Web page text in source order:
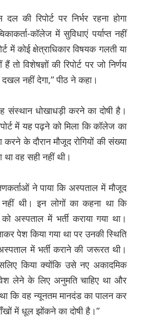
की रिपोर्ट पर निर्भर रहना होगा
कॉलेज में सुविधाएं पर्याप्त नहीं
में कोई क्षेत्राधिकार विषयक गलती या
तो विशेषज्ञों की रिपोर्ट पर जो निर्णय
दखल नहीं देगा,” पीठ ने कहा।
धोखाधड़ी करने का दोषी है।
में यह पढ़ने को मिला कि कॉलेज का
करने के दौरान मौजूद रोगियों की संख्या
था वह सही नहीं थी।
ने पाया कि अस्पताल में मौजूद
थी। इन लोगों का कहना था कि
अस्पताल में भर्ती कराया गया था।
पेश किया गया था पर उनकी स्थिति
में भर्ती कराने की जरूरत थी।
किया क्योंकि उसे नए अकादमिक
लेने के लिए अनुमति चाहिए था और
कि वह न्यूनतम मानदंड का पालन कर
में धूल झोंकने का दोषी है।”